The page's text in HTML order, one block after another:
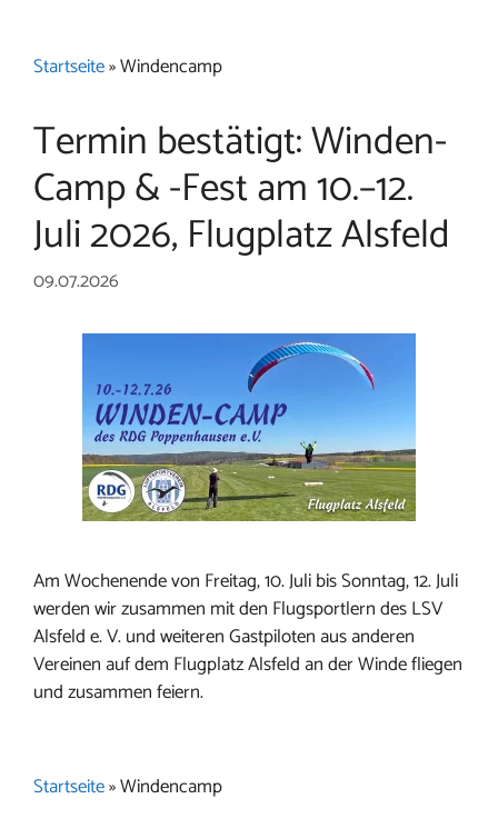
Startseite»Windencamp
Termin bestätigt: Winden-
Camp & -Fest am 10.–12.
Juli 2026, Flugplatz Alsfeld
09.07.2026
Am Wochenende von Freitag, 10. Juli bis Sonntag, 12. Juli
werden wir zusammen mit den Flugsportlern des LSV
Alsfeld e. V. und weiteren Gastpiloten aus anderen
Vereinen auf dem Flugplatz Alsfeld an der Winde fliegen
und zusammen feiern.
Startseite»Windencamp